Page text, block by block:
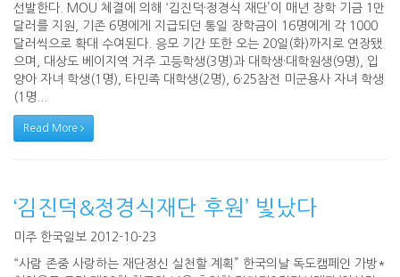
선발한다. MOU 체결에 의해 ‘김진덕·정경식 재단’이 매년 장학 기금 1만
달러를 지원, 기존 6명에게 지급되던 통일 장학금이 16명에게 각 1000
달러씩으로 확대 수여된다. 응모 기간 또한 오는 20일(화)까지로 연장됐
으며, 대상도 베이지역 거주 고등학생(3명)과 대학생·대학원생(9명), 입
양아 자녀 학생(1명), 타민족 대학생(2명), 6·25참전 미군용사 자녀 학생
(1명...
Read More
‘김진덕&정경식재단 후원’ 빛났다
미주 한국일보 2012-10-23
“사람 존중 사랑하는 재단정신 실천할 계획” 한국의날 독도캠페인 가방*